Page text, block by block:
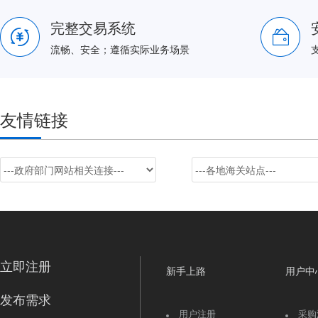
完整交易系统
流畅、安全；遵循实际业务场景
友情链接
立即注册
发布需求
新手上路
用户注册
用户中
采